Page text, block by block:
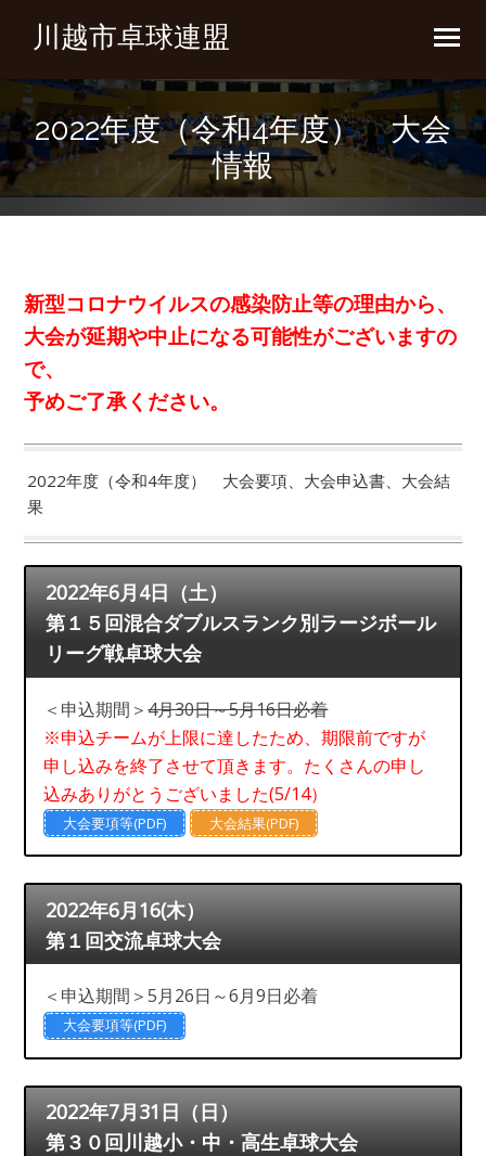
川越市卓球連盟
2022年度（令和4年度） 大会
情報
新型コロナウイルスの感染防止等の理由から、
大会が延期や中止になる可能性がございますの
で、
予めご了承ください。
2022年度（令和4年度） 大会要項、大会申込書、大会結
果
2022年6月4日（土）
第１５回混合ダブルスランク別ラージボール
リーグ戦卓球大会
＜申込期間＞4月30日～5月16日必着
※申込チームが上限に達したため、期限前ですが
申し込みを終了させて頂きます。たくさんの申し
込みありがとうございました(5/14）
大会要項等(PDF) 大会結果(PDF)
2022年6月16(木）
第１回交流卓球大会
＜申込期間＞5月26日～6月9日必着
大会要項等(PDF)
2022年7月31日（日）
第３０回川越小・中・高生卓球大会